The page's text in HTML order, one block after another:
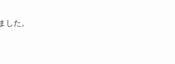
した。